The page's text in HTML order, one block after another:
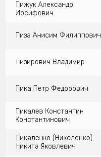
Пижук Александр
Иосифович
Пиза Анисим Филиппович
Пизирович Владимир
Пика Петр Федорович
Пикалев Константин
Константинович
Пикаленко (Николенко)
Никита Яковлевич